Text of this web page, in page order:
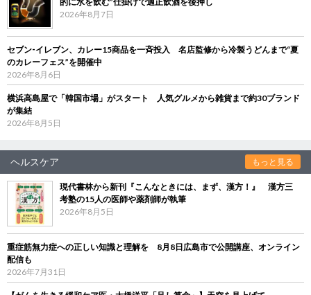
2026年8月7日
セブン‐イレブン、カレー15商品を一斉投入 名店監修から冷製うどんまで“夏
のカレーフェス”を開催中
2026年8月6日
横浜高島屋で「韓国市場」がスタート 人気グルメから雑貨まで約30ブランド
が集結
2026年8月5日
ヘルスケア もっと見る
現代書林から新刊『こんなときには、まず、漢方！』 漢方三
考塾の15人の医師や薬剤師が執筆
2026年8月5日
重症筋無力症への正しい知識と理解を 8月8日広島市で公開講座、オンライン
配信も
2026年7月31日